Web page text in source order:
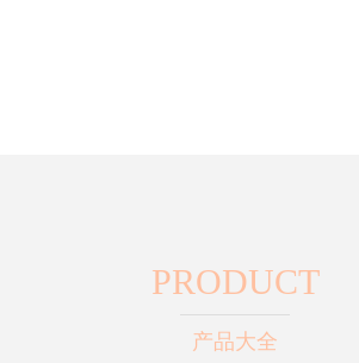
PRODUCT
产品大全